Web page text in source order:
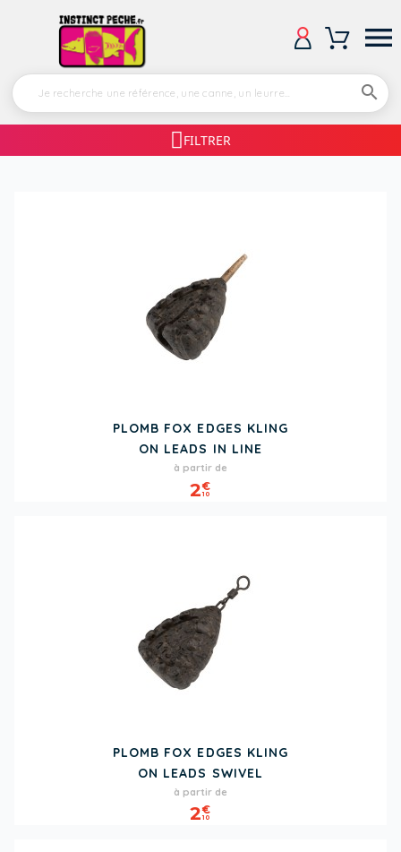


FILTRER
PLOMB FOX EDGES KLING
ON LEADS IN LINE
Prix
à partir de
2€
10
PLOMB FOX EDGES KLING
ON LEADS SWIVEL
Prix
à partir de
2€
10